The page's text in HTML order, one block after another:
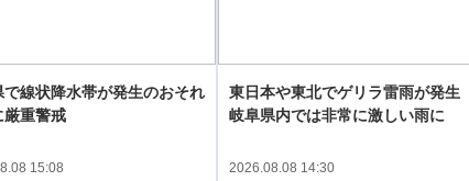
で線状降水帯が発生のおそれ
厳重警戒
15:08
東日本や東北でゲリラ雷雨が発生
岐阜県内では非常に激しい雨に
2026.08.08 14:30